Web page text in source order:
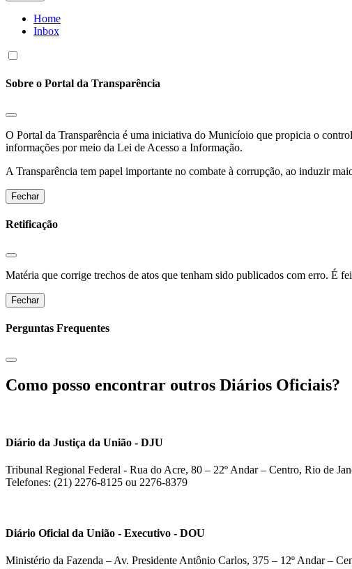
Home
Inbox
Sobre o Portal da Transparência
O Portal da Transparência é uma iniciativa do Municíoio que propicia o
informações por meio da Lei de Acesso a Informação.
A Transparência tem papel importante no combate à corrupção, ao induzir
Fechar
Retificação
Matéria que corrige trechos de atos que tenham sido publicados com erro. É
Fechar
Perguntas Frequentes
Como posso encontrar outros Diários Oficiais?
Diário da Justiça da União - DJU
Tribunal Regional Federal - Rua do Acre, 80 – 22º Andar – Centro, Rio de
Telefones: (21) 2276-8125 ou 2276-8379
Diário Oficial da União - Executivo - DOU
Ministério da Fazenda – Av. Presidente Antônio Carlos, 375 – 12º Andar –